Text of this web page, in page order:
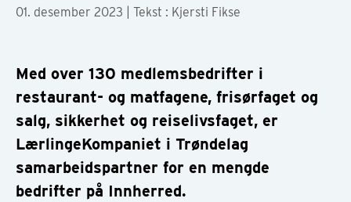
01. desember 2023 | Tekst : Kjersti Fikse
Med over 130 medlemsbedrifter i
restaurant- og matfagene, frisørfaget og
salg, sikkerhet og reiselivsfaget, er
LærlingeKompaniet i Trøndelag
samarbeidspartner for en mengde
bedrifter på Innherred.